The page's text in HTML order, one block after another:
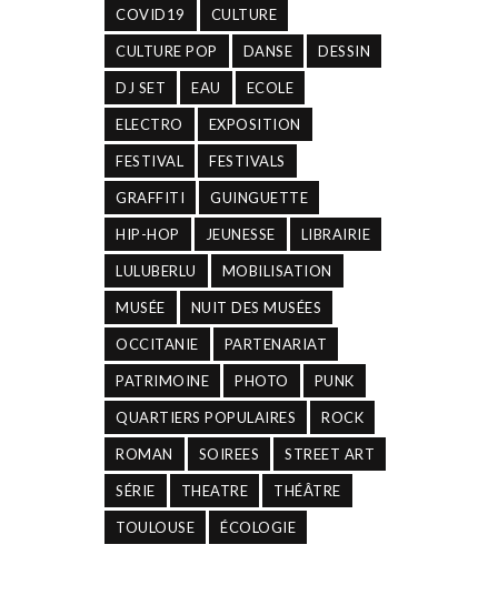
COVID19 CULTURE
CULTURE POP DANSE DESSIN
DJ SET EAU ECOLE
ELECTRO EXPOSITION
FESTIVAL FESTIVALS
GRAFFITI GUINGUETTE
HIP-HOP JEUNESSE LIBRAIRIE
LULUBERLU MOBILISATION
MUSÉE NUIT DES MUSÉES
OCCITANIE PARTENARIAT
PATRIMOINE PHOTO PUNK
QUARTIERS POPULAIRES ROCK
ROMAN SOIREES STREET ART
SÉRIE THEATRE THÉÂTRE
TOULOUSE ÉCOLOGIE